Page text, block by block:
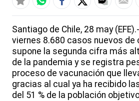
Santiago de Chile, 28 may
viernes 8.680 casos nuevos de
supone la segunda cifra más
de la pandemia y se registra
proceso de vacunación que
gracias al cual ya ha recibido
del 51 % de la población